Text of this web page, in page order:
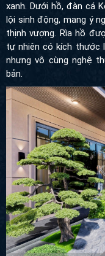
xanh. Dưới hồ, đàn cá
lội sinh động, mang ý
thịnh vượng. Rìa hồ
tự nhiên có kích thước
nhưng vô cùng nghệ
bản.